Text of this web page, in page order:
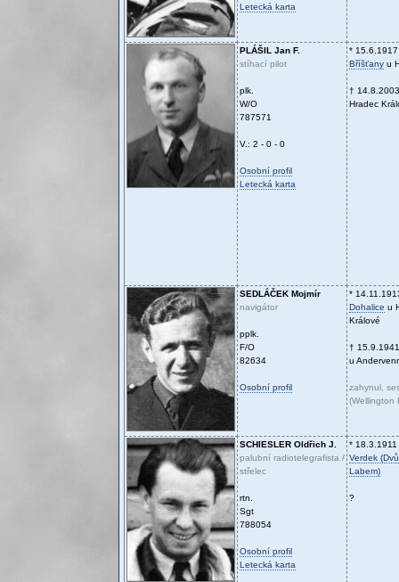
Letecká karta
PLÁŠIL Jan F.
stíhací pilot
plk.
W/O
787571
V.: 2 - 0 - 0
Osobní profil
Letecká karta
* 15.6.1917
Bříšťany u
† 14.8.2003
Hradec
SEDLÁČEK Mojmír
navigátor
pplk.
F/O
82634
Osobní profil
*
Dohalice u
Králové
† 15.9.1941
u
zahynul,
(Wellington
SCHIESLER Oldřich J.
palubní radiotelegrafista /
střelec
rtn.
Sgt
788054
Osobní profil
Letecká karta
* 18.3.1911
Verdek
Labem)
?